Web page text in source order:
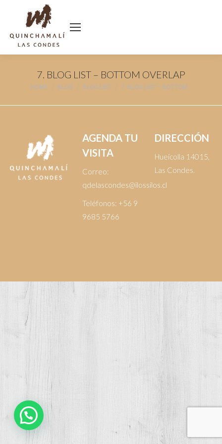
7. BLOG LIST – BOTTOM OVERLAP
You are here:
HOME BLOG BLOG LIST 7. BLOG LIST – BOTTOM…
AGENDA TU
VISITA
Correo:
qdelascondes@ilossilos.cl
Teléfonos: +56 9
9685 5766
DIRECCIÓN
Hueícolla 14015,
Las Condes.